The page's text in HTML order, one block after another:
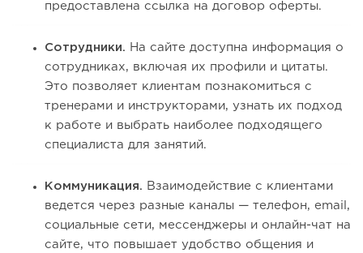
предоставлена ссылка на договор оферты.
Сотрудники.
На сайте доступна информация о
сотрудниках, включая их профили и цитаты.
Это позволяет клиентам познакомиться с
тренерами и инструкторами, узнать их подход
к работе и выбрать наиболее подходящего
специалиста для занятий.
Коммуникация.
Взаимодействие с клиентами
ведется через разные каналы — телефон, email,
социальные сети, мессенджеры и онлайн-чат на
сайте, что повышает удобство общения и